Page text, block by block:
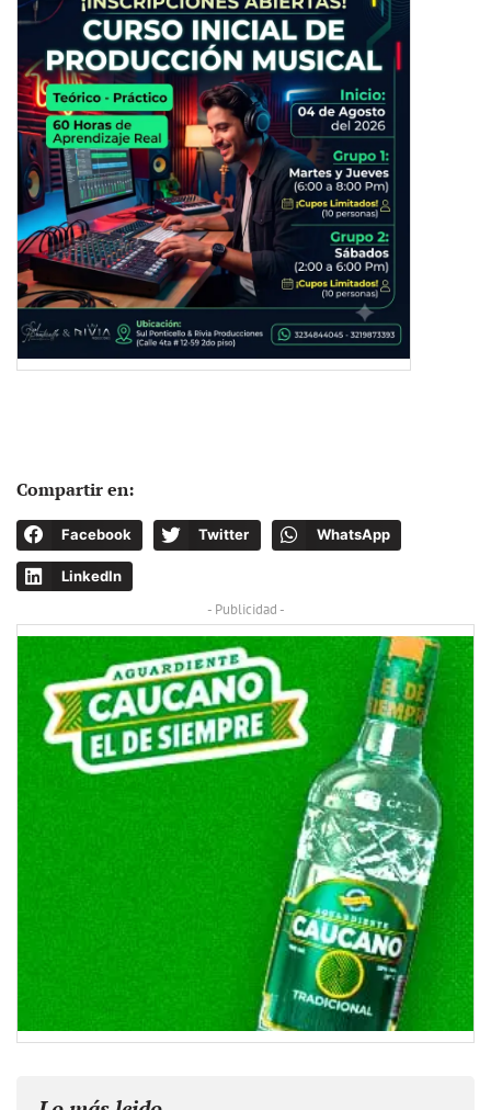
Compartir en:
Facebook Twitter WhatsApp
LinkedIn
- Publicidad -